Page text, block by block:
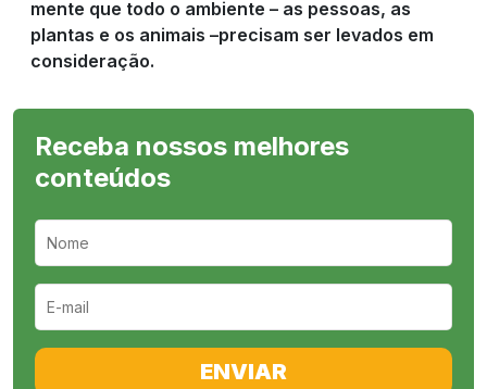
mente que todo o ambiente – as pessoas, as
plantas e os animais –precisam ser levados em
consideração.
Receba nossos melhores
conteúdos
ENVIAR